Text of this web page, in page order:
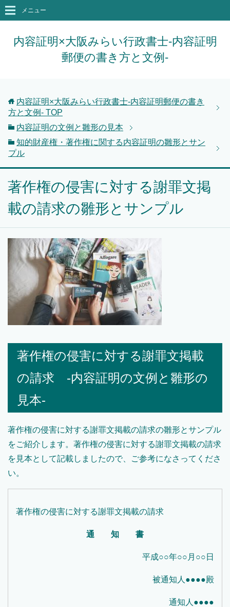
内容証明×大阪みらい行政書士-内容証明
郵便の書き方と文例-
メニュー
内容証明×大阪みらい行政書士-内容証明郵便の書き
方と文例- TOP
内容証明の文例と雛形の見本
知的財産権・著作権に関する内容証明の雛形とサン
プル
著作権の侵害に対する謝罪文掲
載の請求の雛形とサンプル
著作権の侵害に対する謝罪文掲載
の請求 -内容証明の文例と雛形の
見本-
著作権の侵害に対する謝罪文掲載の請求の雛形とサンプル
をご紹介します。著作権の侵害に対する謝罪文掲載の請求
を見本として記載しましたので、ご参考になさってくださ
い。
著作権の侵害に対する謝罪文掲載の請求
通 知 書
平成○○年○○月○○日
被通知人●●●●殿
通知人●●●●